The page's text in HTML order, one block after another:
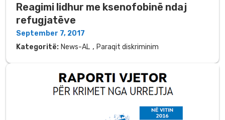
Reagimi lidhur me ksenofobinë ndaj
refugjatëve
September 7, 2017
Kategoritë: News-AL , Paraqit diskriminim